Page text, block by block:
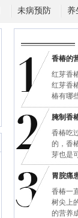
未病预防 养
香椿的
红芽香
红芽香
椿有哪
腌制香
香椿吃
的，香
芽也是
胃脘痛
香椿一
树尖上
的营养